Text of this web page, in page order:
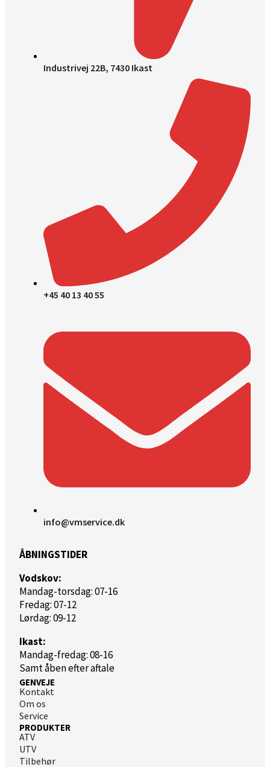
Industrivej 22B, 7430 Ikast
+45 40 13 40 55
info@vmservice.dk
ÅBNINGSTIDER
Vodskov:
Mandag-torsdag: 07-16
Fredag: 07-12
Lørdag: 09-12
Ikast:
Mandag-fredag: 08-16
Samt åben efter aftale
GENVEJE
Kontakt
Om os
Service
PRODUKTER
ATV
UTV
Tilbehør